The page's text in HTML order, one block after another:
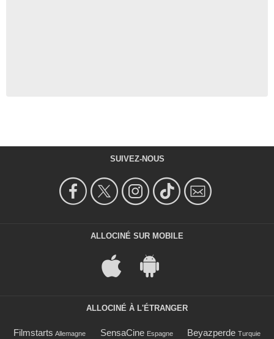
SUIVEZ-NOUS
ALLOCINÉ SUR MOBILE
ALLOCINÉ À L'ÉTRANGER
Filmstarts Allemagne SensaCine Espagne Beyazperde Turquie